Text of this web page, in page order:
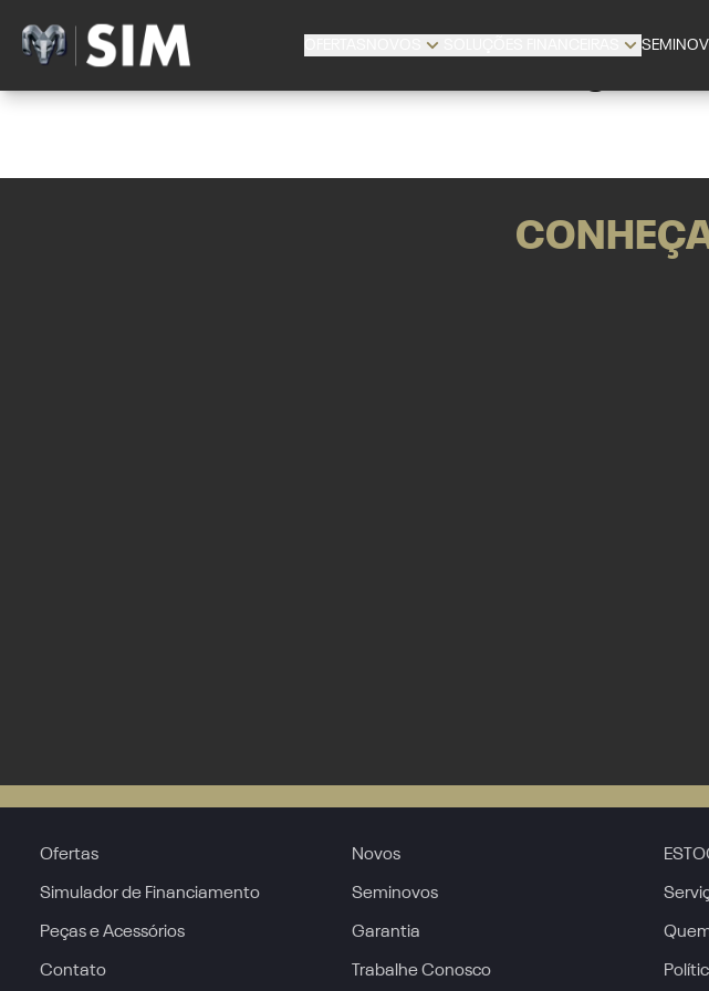
Página
Ofertas Novos
Simulador de Financiamento Seminovos
Peças e Acessórios Garantia
Contato Trabalhe Conosco